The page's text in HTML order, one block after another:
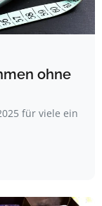
ohne
für viele ein